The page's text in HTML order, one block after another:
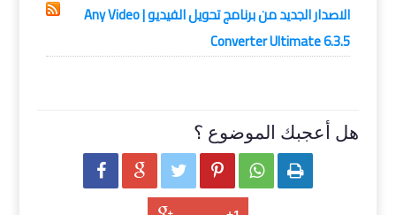
الاصدار الجديد من برنامج تحويل الفيديو | Any Video
Converter Ultimate 6.3.5
هل أعجبك الموضوع ؟
     